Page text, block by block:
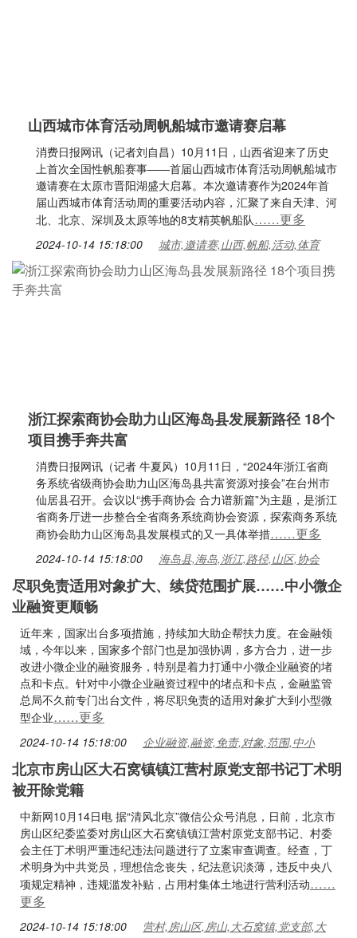
山西城市体育活动周帆船城市邀请赛启幕
消费日报网讯（记者刘自昌）10月11日，山西省迎来了历史
上首次全国性帆船赛事——首届山西城市体育活动周帆船城市
邀请赛在太原市晋阳湖盛大启幕。本次邀请赛作为2024年首
届山西城市体育活动周的重要活动内容，汇聚了来自天津、河
北、北京、深圳及太原等地的8支精英帆船队……更多
2024-10-14 15:18:00 城市,邀请赛,山西,帆船,活动,体育
浙江探索商协会助力山区海岛县发展新路径 18个
项目携手奔共富
消费日报网讯（记者 牛夏风）10月11日，“2024年浙江省商
务系统省级商协会助力山区海岛县共富资源对接会”在台州市
仙居县召开。会议以“携手商协会 合力谱新篇”为主题，是浙江
省商务厅进一步整合全省商务系统商协会资源，探索商务系统
商协会助力山区海岛县发展模式的又一具体举措……更多
2024-10-14 15:18:00 海岛县,海岛,浙江,路径,山区,协会
尽职免责适用对象扩大、续贷范围扩展……中小微企
业融资更顺畅
近年来，国家出台多项措施，持续加大助企帮扶力度。在金融领
域，今年以来，国家多个部门也是加强协调，多方合力，进一步
改进小微企业的融资服务，特别是着力打通中小微企业融资的堵
点和卡点。针对中小微企业融资过程中的堵点和卡点，金融监管
总局不久前专门出台文件，将尽职免责的适用对象扩大到小型微
型企业……更多
2024-10-14 15:18:00 企业融资,融资,免责,对象,范围,中小
北京市房山区大石窝镇镇江营村原党支部书记丁术明
被开除党籍
中新网10月14日电 据“清风北京”微信公众号消息，日前，北京市
房山区纪委监委对房山区大石窝镇镇江营村原党支部书记、村委
会主任丁术明严重违纪违法问题进行了立案审查调查。经查，丁
术明身为中共党员，理想信念丧失，纪法意识淡薄，违反中央八
项规定精神，违规滥发补贴，占用村集体土地进行营利活动……
更多
2024-10-14 15:18:00
营村,房山区,房山,大石窝镇,党支部,大